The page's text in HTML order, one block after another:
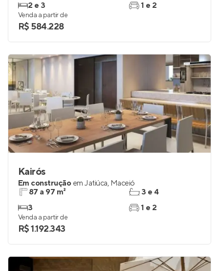
2 e 3
1 e 2
Venda a partir de
R$ 584.228
Kairós
Em construção em Jatiúca, Maceió
87 a 97 m²
3
3 e 4
1 e 2
Venda a partir de
R$ 1.192.343